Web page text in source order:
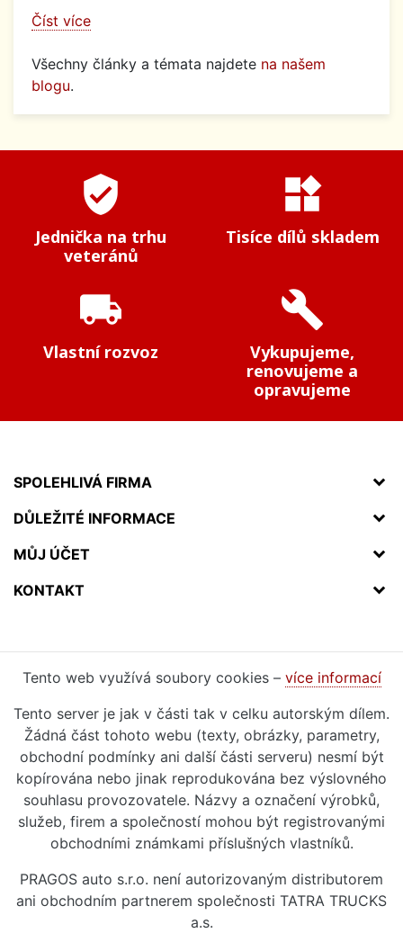
Číst více
Všechny články a témata najdete na našem
blogu.
verified_user
Jednička na trhu
veteránů
widgets
Tisíce dílů skladem
local_shipping
Vlastní rozvoz
build
Vykupujeme,
renovujeme a
opravujeme
SPOLEHLIVÁ FIRMA
DŮLEŽITÉ INFORMACE
MŮJ ÚČET
KONTAKT
Tento web využívá soubory cookies – více informací
Tento server je jak v části tak v celku autorským dílem.
Žádná část tohoto webu (texty, obrázky, parametry,
obchodní podmínky ani další části serveru) nesmí být
kopírována nebo jinak reprodukována bez výslovného
souhlasu provozovatele. Názvy a označení výrobků,
služeb, firem a společností mohou být registrovanými
obchodními známkami příslušných vlastníků.
PRAGOS auto s.r.o. není autorizovaným distributorem
ani obchodním partnerem společnosti TATRA TRUCKS
a.s.